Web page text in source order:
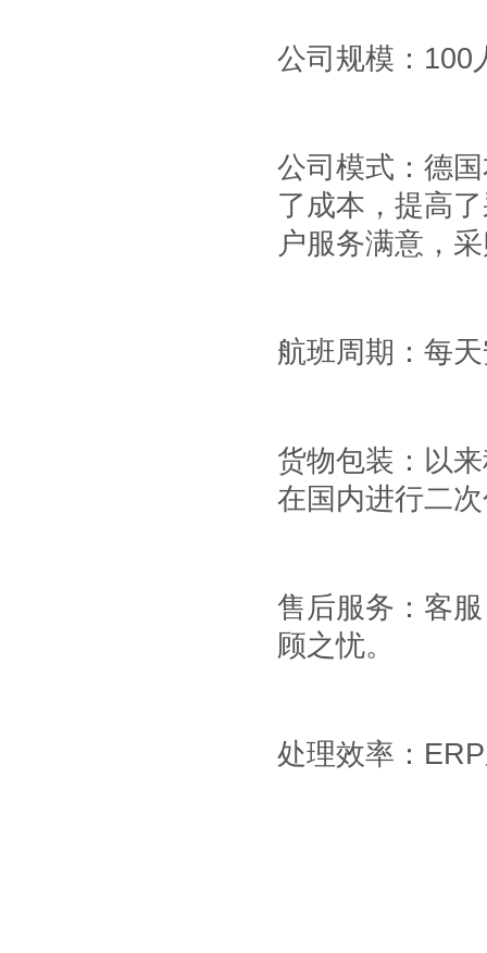
公司规模： 100
公司模式：德
了成本，提高
户服务满意，
航班周期：每
货物包装：以
在国内进行二
售后服务：客
顾之忧。
处理效率： ERP